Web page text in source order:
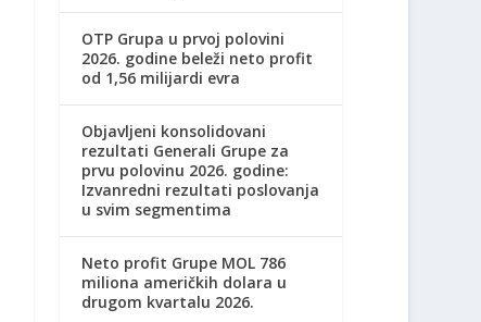
OTP Grupa u prvoj polovini
2026. godine beleži neto profit
od 1,56 milijardi evra
Objavljeni konsolidovani
rezultati Generali Grupe za
prvu polovinu 2026. godine:
Izvanredni rezultati poslovanja
u svim segmentima
Neto profit Grupe MOL 786
miliona američkih dolara u
drugom kvartalu 2026.